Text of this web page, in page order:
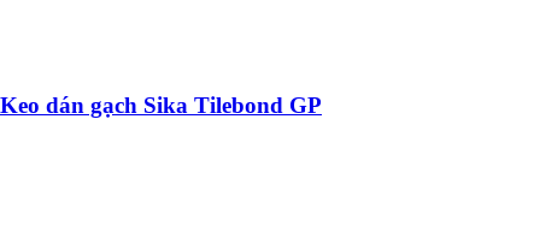
Keo dán gạch Sika Tilebond GP